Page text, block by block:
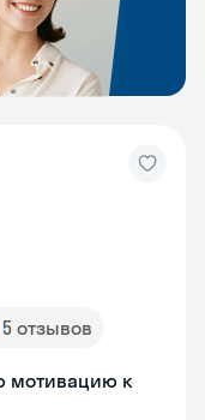
5 отзывов
мотивацию к